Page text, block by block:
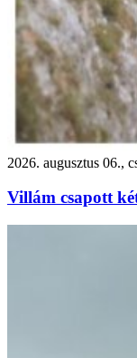
2026. augusztus 06.,
Villám csapott